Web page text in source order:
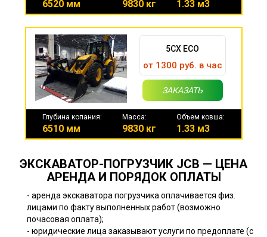
6520 мм 9830 кг 1.33 м3
5CX ECO
от 1300 руб. в час
ЗАКАЗАТЬ
Глубина копания:
6510 мм
Масса:
9830 кг
Объем ковша:
1.33 м3
ЭКСКАВАТОР-ПОГРУЗЧИК JCB — ЦЕНА
АРЕНДА И ПОРЯДОК ОПЛАТЫ
- аренда экскаватора погрузчика оплачивается физ.
лицами по факту выполненных работ (возможно
почасовая оплата);
- юридические лица заказывают услуги по предоплате (с